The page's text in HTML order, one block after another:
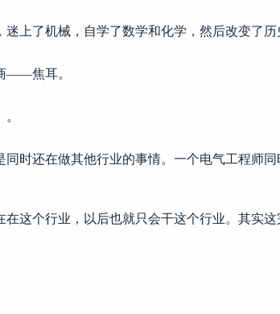
上了机械，自学了数学和化学，然后改变了历
——焦耳。
时还在做其他行业的事情。一个电气工程师
这个行业，以后也就只会干这个行业。其实